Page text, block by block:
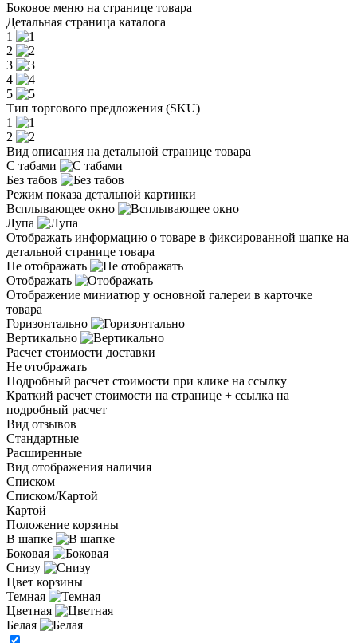
Боковое меню на странице товара
Детальная страница каталога
1
2
3
4
5
Тип торгового предложения (SKU)
1
2
Вид описания на детальной странице товара
С табами
Без табов
Режим показа детальной картинки
Всплывающее окно
Лупа
Отображать информацию о товаре в фиксированной шапке на
детальной странице товара
Не отображать
Отображать
Отображение миниатюр у основной галереи в карточке
товара
Горизонтально
Вертикально
Расчет стоимости доставки
Не отображать
Подробный расчет стоимости при клике на ссылку
Краткий расчет стоимости на странице + ссылка на
подробный расчет
Вид отзывов
Стандартные
Расширенные
Вид отображения наличия
Списком
Списком/Картой
Картой
Положение корзины
В шапке
Боковая
Снизу
Цвет корзины
Темная
Цветная
Белая